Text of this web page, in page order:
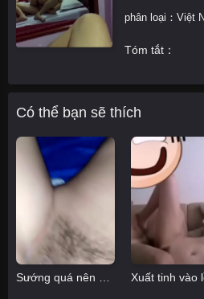
phân loại： Việt
Tóm tắt：
Có thể bạn sẽ thích